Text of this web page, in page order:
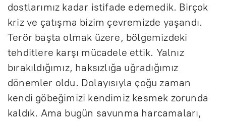
dostlarımız kadar istifade edemedik. Birçok
kriz ve çatışma bizim çevremizde yaşandı.
Terör başta olmak üzere, bölgemizdeki
tehditlere karşı mücadele ettik. Yalnız
bırakıldığımız, haksızlığa uğradığımız
dönemler oldu. Dolayısıyla çoğu zaman
kendi göbeğimizi kendimiz kesmek zorunda
kaldık. Ama bugün savunma harcamaları,